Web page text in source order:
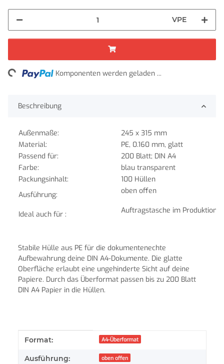
VPE
Komponenten werden geladen ...
Beschreibung
Außenmaße:
245 x 315 mm
Material:
PE, 0.160 mm, glatt
Passend für:
200 Blatt; DIN A4
Farbe:
blau transparent
Packungsinhalt:
100 Hüllen
Ausführung:
oben offen
Ideal auch für : Auftragstasche im
Stabile Hülle aus PE für die dokumentenechte
Aufbewahrung deine DIN A4-Dokumente. Die glatte
Oberfläche erlaubt eine ungehinderte Sicht auf deine
Papiere. Durch das Überformat passen bis zu 200 Blatt
DIN A4 Papier in die Hüllen.
Produkteigenschaft
Wert
Format: A4-Überformat
Ausführung: oben offen